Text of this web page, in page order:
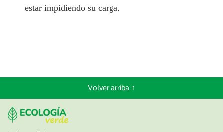
estar impidiendo su carga.
Volver arriba ↑